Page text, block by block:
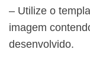
– Utilize o
imagem
desenvolvido.